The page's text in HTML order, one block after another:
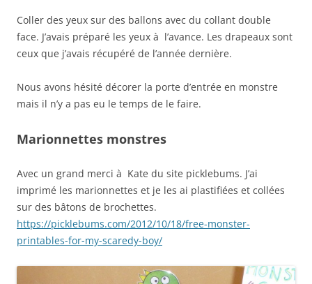
Coller des yeux sur des ballons avec du collant double
face. J’avais préparé les yeux à l’avance. Les drapeaux sont
ceux que j’avais récupéré de l’année dernière.
Nous avons hésité décorer la porte d’entrée en monstre
mais il n’y a pas eu le temps de le faire.
Marionnettes monstres
Avec un grand merci à Kate du site picklebums. J’ai
imprimé les marionnettes et je les ai plastifiées et collées
sur des bâtons de brochettes.
https://picklebums.com/2012/10/18/free-monster-
printables-for-my-scaredy-boy/